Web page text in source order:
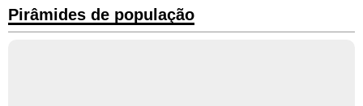
Pirâmides de população